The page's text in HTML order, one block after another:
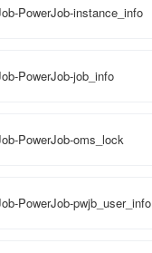
PowerJob-instance_info
PowerJob-job_info
PowerJob-oms_lock
PowerJob-pwjb_user_info